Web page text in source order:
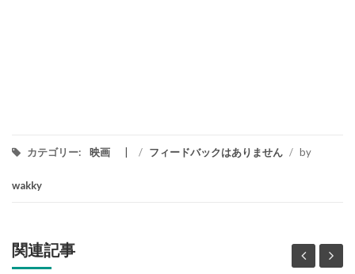
カテゴリー: 映画 / フィードバックはありません / by
wakky
関連記事